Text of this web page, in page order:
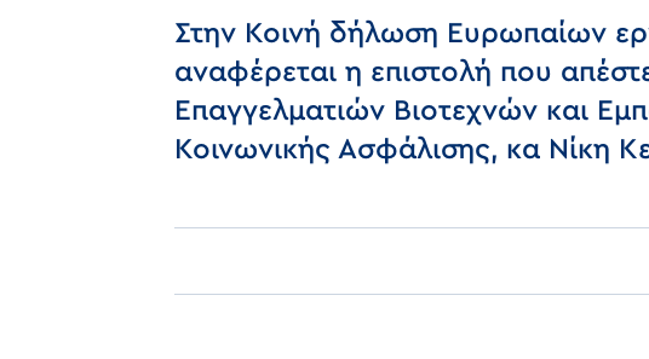
Στην Κοινή δήλωση Ευρωπαίων
αναφέρεται η επιστολή που
Επαγγελματιών Βιοτεχνών και
Κοινωνικής Ασφάλισης, κα Νίκη